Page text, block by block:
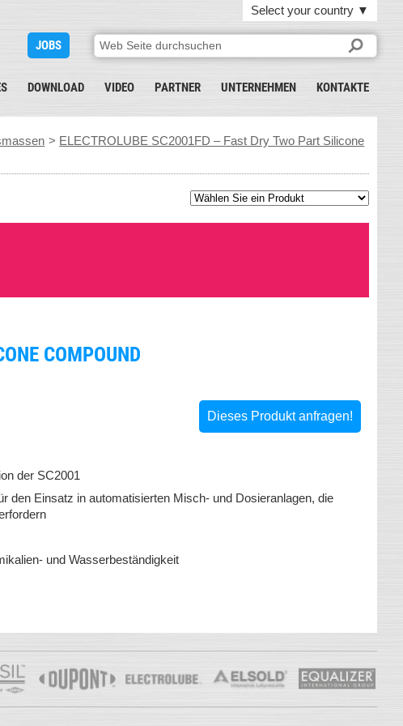
Select your country ▼
JOBS
DOWNLOAD VIDEO PARTNER UNTERNEHMEN KONTAKTE
> ELECTROLUBE SC2001FD – Fast Dry Two Part Silicone
COMPOUND
Dieses Produkt anfragen!
der SC2001
den Einsatz in automatisierten Misch- und Dosieranlagen, die
und Wasserbeständigkeit